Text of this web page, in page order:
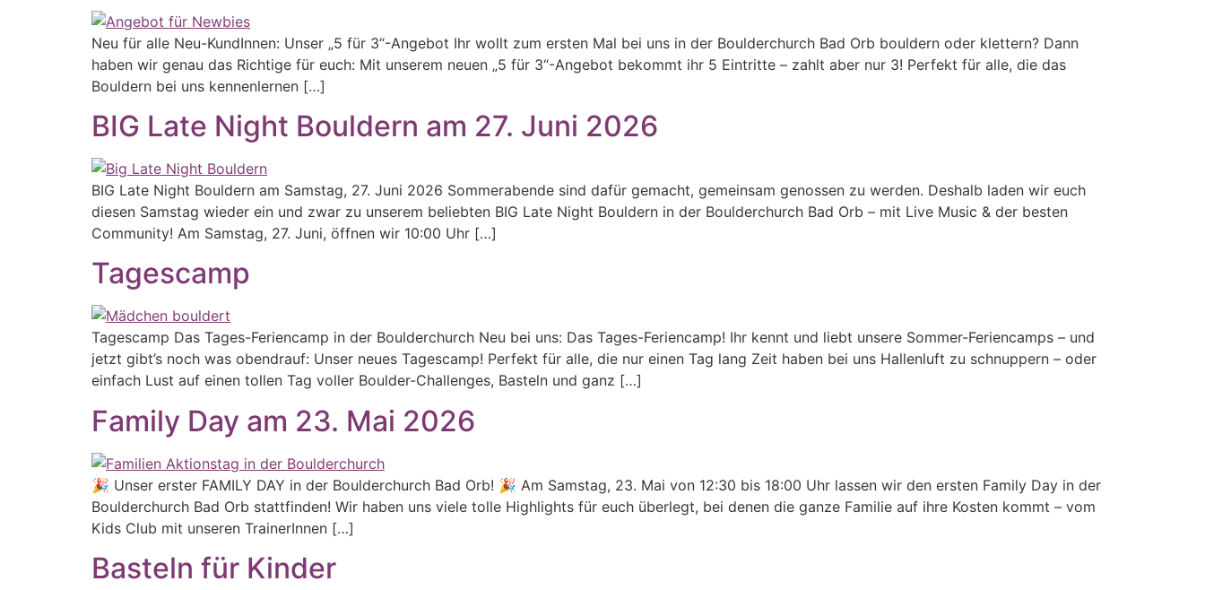
Neu für alle Neu-KundInnen: Unser „5 für 3“-Angebot Ihr wollt zum ersten Mal bei uns in der Boulderchurch Bad Orb bouldern oder klettern? Dann
haben wir genau das Richtige für euch: Mit unserem neuen „5 für 3“-Angebot bekommt ihr 5 Eintritte – zahlt aber nur 3! Perfekt für alle, die das
Bouldern bei uns kennenlernen […]
BIG Late Night Bouldern am 27. Juni 2026
BIG Late Night Bouldern am Samstag, 27. Juni 2026 Sommerabende sind dafür gemacht, gemeinsam genossen zu werden. Deshalb laden wir euch
diesen Samstag wieder ein und zwar zu unserem beliebten BIG Late Night Bouldern in der Boulderchurch Bad Orb – mit Live Music & der besten
Community! Am Samstag, 27. Juni, öffnen wir 10:00 Uhr […]
Tagescamp
Tagescamp Das Tages-Feriencamp in der Boulderchurch Neu bei uns: Das Tages-Feriencamp! Ihr kennt und liebt unsere Sommer-Feriencamps – und
jetzt gibt’s noch was obendrauf: Unser neues Tagescamp! Perfekt für alle, die nur einen Tag lang Zeit haben bei uns Hallenluft zu schnuppern – oder
einfach Lust auf einen tollen Tag voller Boulder-Challenges, Basteln und ganz […]
Family Day am 23. Mai 2026
🎉 Unser erster FAMILY DAY in der Boulderchurch Bad Orb! 🎉 Am Samstag, 23. Mai von 12:30 bis 18:00 Uhr lassen wir den ersten Family Day in der
Boulderchurch Bad Orb stattfinden! Wir haben uns viele tolle Highlights für euch überlegt, bei denen die ganze Familie auf ihre Kosten kommt – vom
Kids Club mit unseren TrainerInnen […]
Basteln für Kinder